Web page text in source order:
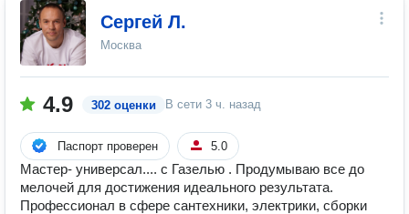
Сергей Л.
Москва
4.9 302 оценки В сети 3 ч. назад
Паспорт проверен 5.0
Мастер- универсал.... с Газелью . Продумываю все до
мелочей для достижения идеального результата.
Профессионал в сфере сантехники, электрики, сборки